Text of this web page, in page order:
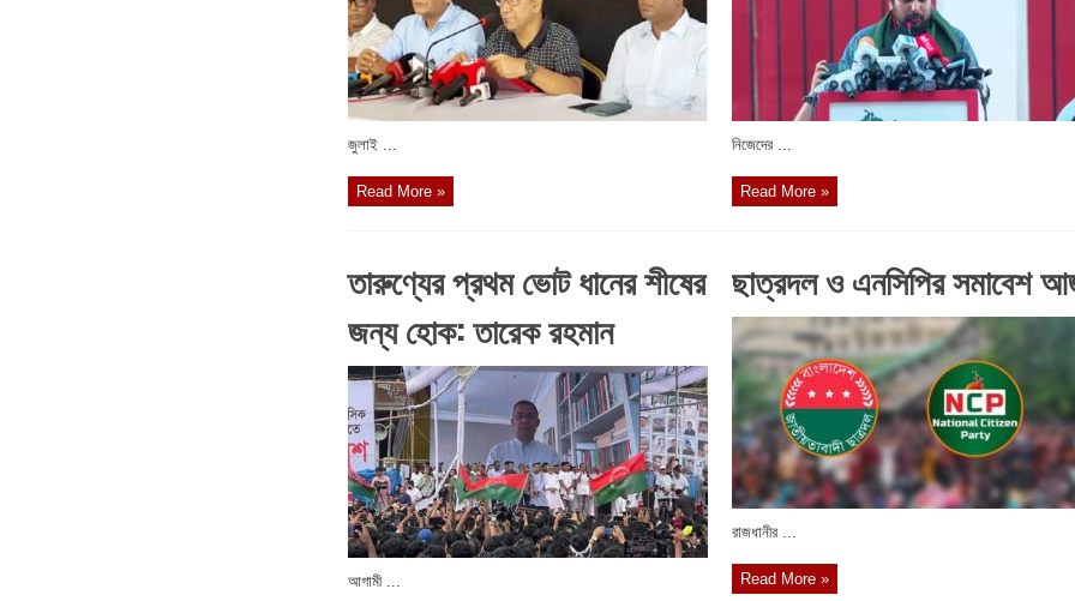
জুলাই ...
Read More »
নিজেদের ...
Read More »
তারুণ্যের প্রথম ভোট ধানের শীষের
জন্য হোক: তারেক রহমান
আগামী ...
ছাত্রদল ও এনসিপির সমাবেশ
রাজধানীর ...
Read More »